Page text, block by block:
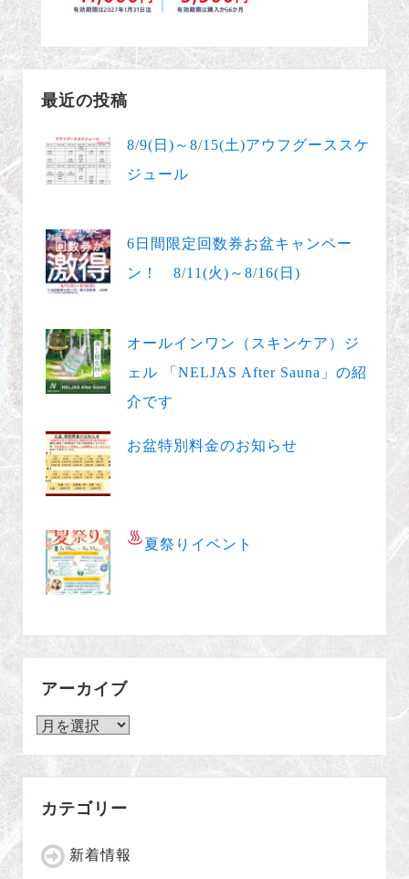
最近の投稿
8/9(日)～8/15(土)アウフグーススケ
ジュール
6日間限定回数券お盆キャンペー
ン！ 8/11(火)～8/16(日)
オールインワン（スキンケア）ジ
ェル 「NELJAS After Sauna」の紹
介です
お盆特別料金のお知らせ
夏祭りイベント
アーカイブ
ア
ー
イ
ブ
カテゴリー
新着情報